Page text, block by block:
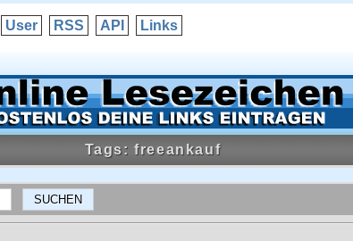
User RSS API Links
Tags: freeankauf